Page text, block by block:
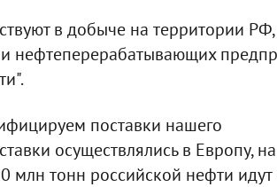
в добыче на территории
нефтеперерабатывающих
поставки нашего
осуществлялись в Европу,
млн тонн российской нефти идут